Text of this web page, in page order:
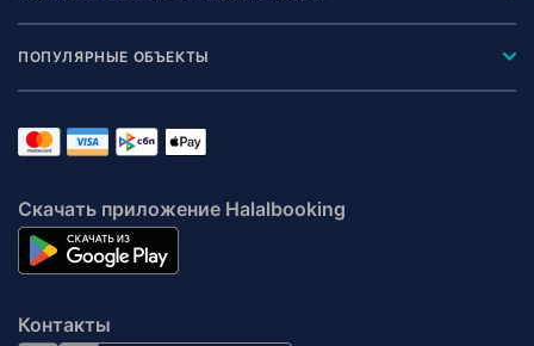
ПОПУЛЯРНЫЕ ОБЪЕКТЫ
Скачать приложение Halalbooking
Контакты